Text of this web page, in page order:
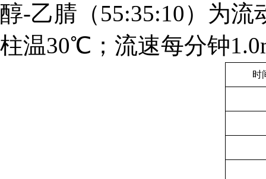
醇-乙腈（55:35:10）为
柱温30℃；流速每分钟
时